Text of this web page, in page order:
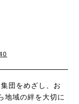
団をめざし、お
地域の絆を大切に